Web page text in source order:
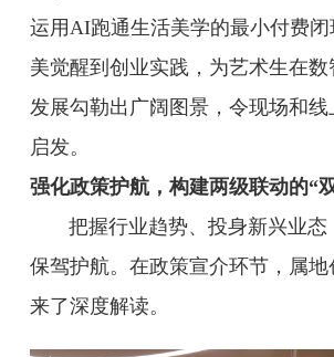
运用AI跑通生活美学的最小付费
美觉醒到创业实践，为艺术生在
发展勾勒出广阔图景，令现场和
启发。
强化政策护航，构建两级联动的“
把握行业趋势、投身新兴业态
保驾护航。在政策宣介环节，属地
来了深度解读。